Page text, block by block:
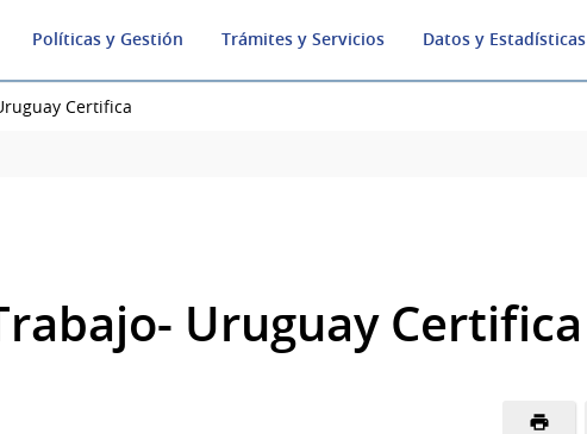
Políticas y Gestión Trámites y Servicios Datos y Estadísticas
Certifica
Uruguay Certifica